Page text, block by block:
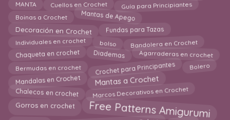
MANTA Cuellos en Crochet Guía para Principiantes
Boinas a Crochet Mantas de Apego
Decoración en Crochet Fundas para Tazas
Individuales en crochet bolso Bandolera en Crochet
Chaqueta en crochet Diademas Agarraderas en crochet
Bermudas en crochet Crochet para Principantes Bolero
Mandalas en Crochet Mantas a Crochet
Chalecos en crochet Marcos Decorativos en Crochet
Gorros en crochet Free Patterns Amigurumi